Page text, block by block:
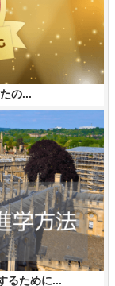
の...
るために...